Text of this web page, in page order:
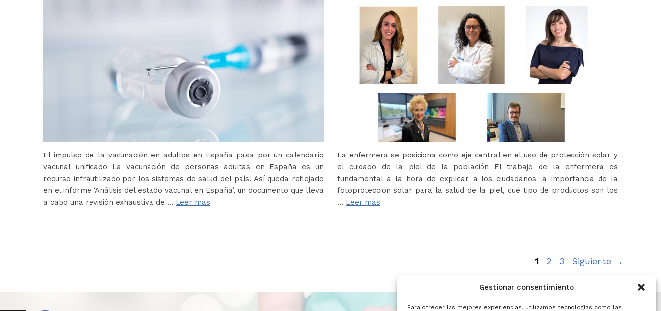
Gestionar consentimiento
Para ofrecer las mejores experiencias, utilizamos tecnologías como las
El impulso de la vacunación en adultos en España pasa por un calendario
vacunal unificado La vacunación de personas adultas en España es un
recurso infrautilizado por los sistemas de salud del país. Así queda reflejado
en el informe ‘Análisis del estado vacunal en España’, un documento que lleva
a cabo una revisión exhaustiva de … Leer más
La enfermera se posiciona como eje central en el uso de protección solar y
el cuidado de la piel de la población El trabajo de la enfermera es
fundamental a la hora de explicar a los ciudadanos la importancia de la
fotoprotección solar para la salud de la piel, qué tipo de productos son los
… Leer más
Página
1 Página
2 Página
3 Siguiente →